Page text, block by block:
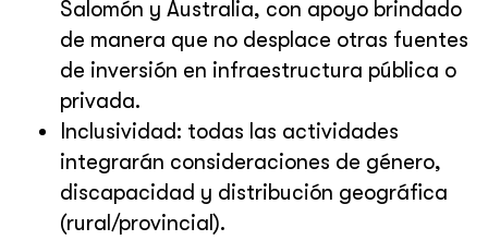
Salomón y Australia, con apoyo brindado
de manera que no desplace otras fuentes
de inversión en infraestructura pública o
privada.
Inclusividad: todas las actividades
integrarán consideraciones de género,
discapacidad y distribución geográfica
(rural/provincial).